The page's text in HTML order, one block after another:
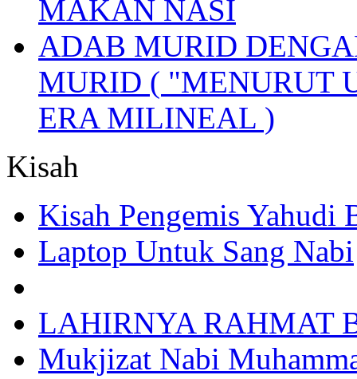
MAKAN NASI
ADAB MURID
MURID ( "MENURUT
ERA MILINEAL )
Kisah
Kisah Pengemis Yahudi
Laptop Untuk Sang Nabi
LAHIRNYA RAHMAT
Mukjizat Nabi